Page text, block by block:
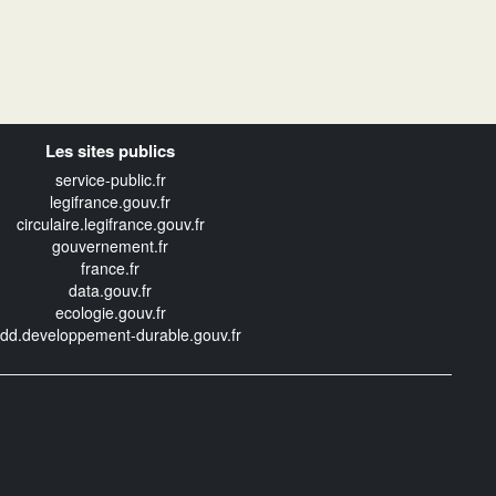
Les sites publics
service-public.fr
legifrance.gouv.fr
circulaire.legifrance.gouv.fr
gouvernement.fr
france.fr
data.gouv.fr
ecologie.gouv.fr
durable.gouv.fr